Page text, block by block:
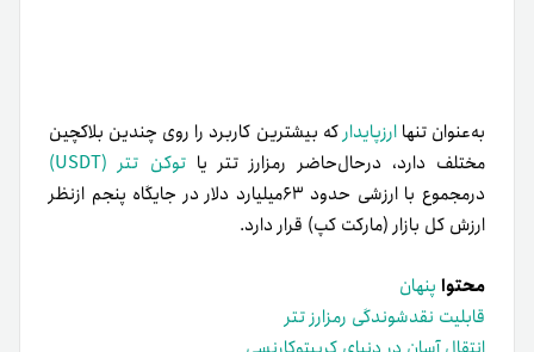
به‌عنوان تنهاارزپایدارکه بیشترین کاربرد را روی چندین بلاکچین
مختلف دارد، در‌حال‌حاضر رمزارز تتر یاتوکن‌ تتر (USDT)
درمجموع با ارزشی حدود ۶٣میلیارد دلار در جایگاه پنجم از‌نظر
ارزش کل بازار (مارکت کپ) قرار دارد.
محتوا پنهان
قابلیت نقدشوندگی رمزارز تتر